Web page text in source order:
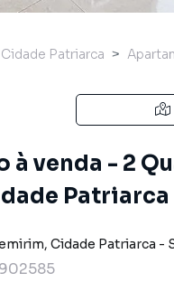
Cidade Patriarca
venda - 2
Patriarca
, Cidade Patriarca -
902585